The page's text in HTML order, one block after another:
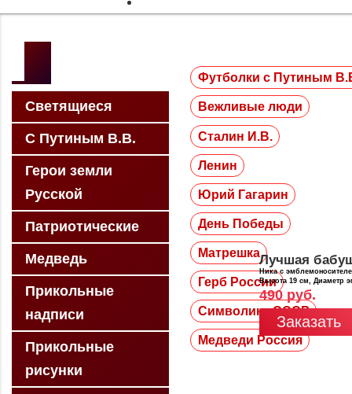
Светящиеся
С Путиным В.В.
Герои земли
Русской
Патриотические
Медведь
Прикольные
надписи
Прикольные
рисунки
Футболки с Путиным
Вежливые люди
Сталин И.В.
Ленин
Юрий Гагарин
День Победы
Матрешка
Герб России
Символика СССР
Медведи Россия
Лучшая
Ника с
Высота 19 см, Диаметр
490 руб.
Заказать